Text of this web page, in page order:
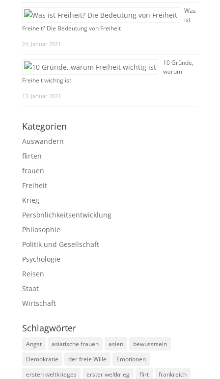
Was
ist
Freiheit? Die Bedeutung von Freiheit
24. Januar 2021
10 Gründe,
warum
Freiheit wichtig ist
13. Januar 2021
Kategorien
Auswandern
flirten
frauen
Freiheit
Krieg
Persönlichkeitsentwicklung
Philosophie
Politik und Gesellschaft
Psychologie
Reisen
Staat
Wirtschaft
Schlagwörter
Angst asiatische frauen asien
bewusstsein
Demokratie
der freie Wille
Emotionen
ersten weltkrieges
erster weltkrieg flirt
frankreich